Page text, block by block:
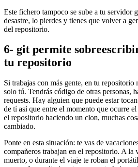
Este fichero tampoco se sube a tu servidor
desastre, lo pierdes y tienes que volver a
del repositorio.
6- git permite
tu repositorio
Si trabajas con más gente, en tu repositorio
solo tú. Tendrás código de otras personas,
requests. Hay alguien que puede estar
de tí así que entre el momento que ocurre el
el repositorio haciendo un clon, muchas
cambiado.
Ponte en esta situación: te vas de
compañeros trabajan en el repositorio. A la
muerto, o durante el viaje te roban el